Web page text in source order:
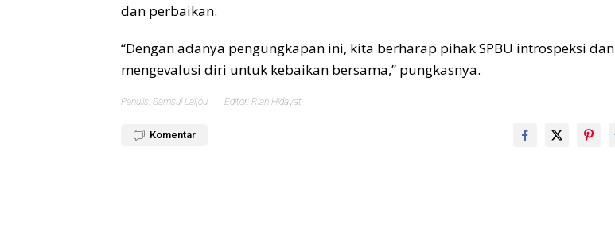
dan perbaikan.
“Dengan adanya pengungkapan ini, kita berharap pihak SPBU introspeksi dan
mengevalusi diri untuk kebaikan bersama,” pungkasnya.
Penulis: Samsul Laijou Editor: Rian Hidayat
Komentar